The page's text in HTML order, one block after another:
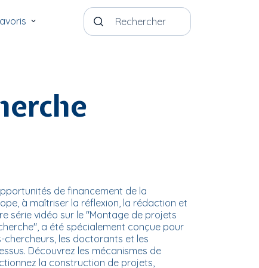
de financement de la
à maîtriser la réflexion, la rédaction et
série vidéo sur le "Montage de projets
a été spécialement conçue pour
les doctorants et les
Découvrez les mécanismes de
la construction de projets,